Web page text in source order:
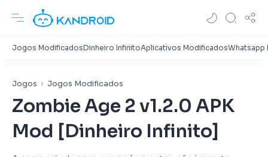
Jogos Jogos Modificados
Zombie Age 2 v1.2.0 APK
Mod [Dinheiro Infinito]